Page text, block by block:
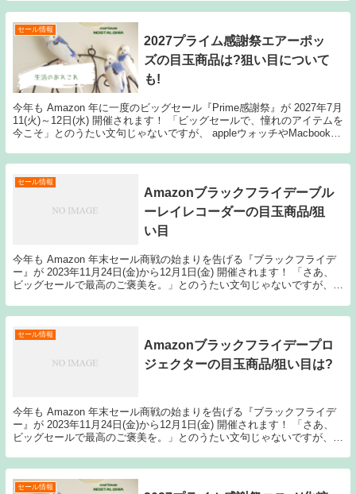
セール情報
2027プライム感謝祭エアーポッ
ズの目玉商品は?狙い目について
も!
今年も Amazon 年に一度のビッグセール『Prime感謝祭』が 2027年7月
11(火)～12日(水) 開催されます！ 「ビッグセールで、憧れのアイテムを
今こそ」とのうたい文句じゃないですが、 appleウォッチやMacbook／
セール情報
Amazonブラックフライデーブル
ーレイレコーダーの目玉商品/狙
い目
今年も Amazon 年末セール商戦の始まりを告げる『ブラックフライデ
ー』が 2023年11月24日(金)から12月1日(金) 開催されます！ 「さあ、
ビッグセールで最高のご褒美を。」とのうたい文句じゃないですが、
セール情報
Amazonブラックフライデープロ
ジェクターの目玉商品/狙い目は?
今年も Amazon 年末セール商戦の始まりを告げる『ブラックフライデ
ー』が 2023年11月24日(金)から12月1日(金) 開催されます！ 「さあ、
ビッグセールで最高のご褒美を。」とのうたい文句じゃないですが、
セール情報